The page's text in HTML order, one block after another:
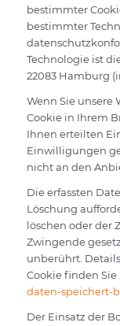
bestimmter
bestimmter
Technologie ist
22083 Hamburg
Wenn Sie unsere
Cookie in Ihrem
Ihnen erteilten
Einwilligungen
nicht an den
Die erfassten
Löschung
löschen oder der
Zwingende
unberührt.
Cookie finden
daten-speichert-
Der Einsatz der